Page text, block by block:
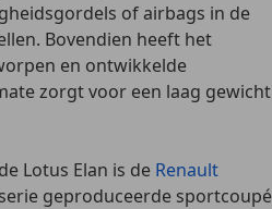
of airbags in de
Bovendien heeft het
en ontwikkelde
zorgt voor een laag gewicht
Lotus Elan is de Renault
geproduceerde sportcoupé